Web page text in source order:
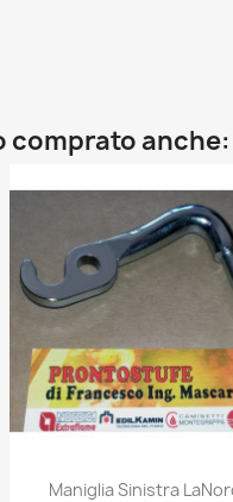
comprato anche:
Anteprima
Maniglia Sinistra